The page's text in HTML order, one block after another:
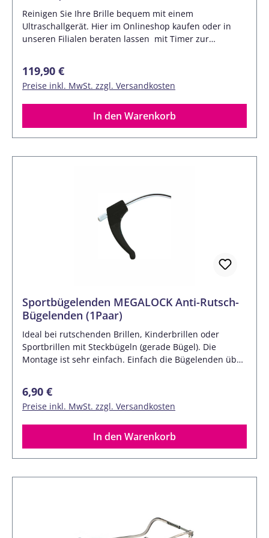
Reinigen Sie Ihre Brille bequem mit einem
Ultraschallgerät. Hier im Onlineshop kaufen oder in
unseren Filialen beraten lassen mit Timer zur
und Deckel Zur längeren Beschallung geeignet Mit
Korb Technische Daten des Ultraschallgerätes:
Wanneninhalt: 1,1 lFrequenz: 42 kHz5 Arbeitszyklen:
90, 180, 280, 380 und 480 sNennleistung: 60 bis 70
WStromverbrauch pro 10 Min: 0,0117
kWhNennspannung: 220 bis 240 VAußenmaße (BxHxT):
Regulärer Preis:
119,90 €
Preise inkl. MwSt. zzgl. Versandkosten
In den Warenkorb
Sportbügelenden MEGALOCK Anti-Rutsch-
Bügelenden (1Paar)
Ideal bei rutschenden Brillen, Kinderbrillen oder
Sportbrillen mit Steckbügeln (gerade Bügel). Die
Montage ist sehr einfach. Einfach die Bügelenden über
Farbe: Schwarz Material: Silikon Aufschiebbar auf
Kunststoff- und Metallbügel. Lieferumfang: 1 Paar
Regulärer Preis:
6,90 €
Preise inkl. MwSt. zzgl. Versandkosten
In den Warenkorb